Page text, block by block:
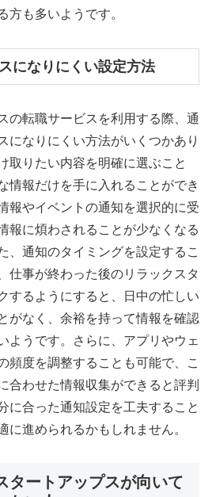
方も多いようです。
になりにくい設定方法
の転職サービスを利用する際、通
になりにくい方法がいくつかあり
取りたい内容を明確に選ぶこと
情報だけを手に入れることができ
報やイベントの通知を選択的に受
報に煩わされることが少なくなる
、通知のタイミングを設定するこ
仕事が終わった後のリラックスタ
するようにすると、日中の忙しい
がなく、余裕を持って情報を確認
ようです。さらに、アプリやウェ
頻度を調整することも可能で、こ
合わせた情報収集ができると評判
に合った通知設定を工夫すること
に進められるかもしれません。
タートアップスが向いて